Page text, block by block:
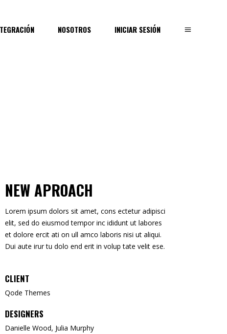
NOSOTROS INICIAR SESIÓN
NEW APROACH
Lorem ipsum dolors sit amet, cons ectetur adipisci
elit, sed do eiusmod tempor inc ididunt ut labores
et dolore ercit ati on ull amco laboris nisi ut aliqui.
Dui aute irur tu dolo end erit in volup tate velit ese.
CLIENT
Qode Themes
DESIGNERS
Danielle Wood, Julia Murphy